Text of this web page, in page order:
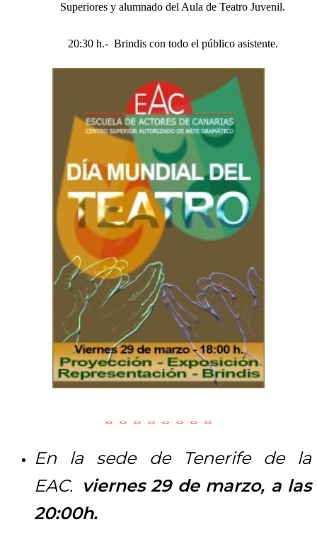
Superiores y alumnado del Aula de Teatro Juvenil.
20:30 h.- Brindis con todo el público asistente.
⇔ ⇔ ⇔ ⇔ ⇔ ⇔ ⇔ ⇔
En la sede de Tenerife de la
EAC. viernes 29 de marzo, a las
20:00h.